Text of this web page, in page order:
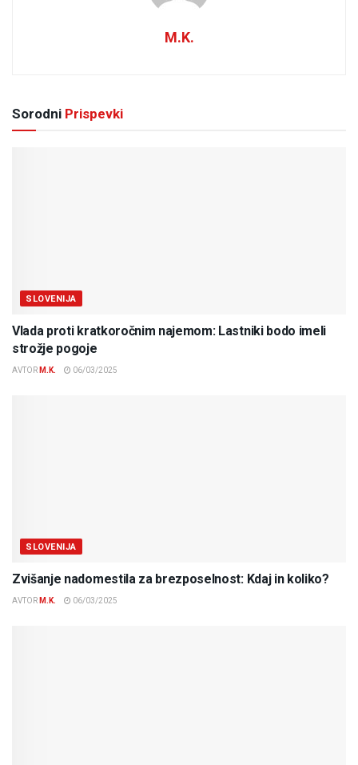
M.K.
Sorodni Prispevki
SLOVENIJA
Vlada proti kratkoročnim najemom: Lastniki bodo imeli
strožje pogoje
AVTOR M.K. 06/03/2025
SLOVENIJA
Zvišanje nadomestila za brezposelnost: Kdaj in koliko?
AVTOR M.K. 06/03/2025